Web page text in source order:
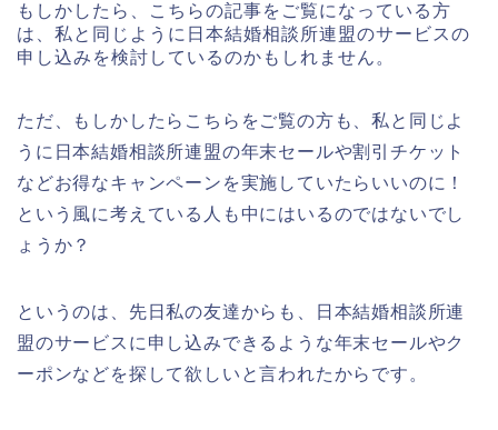
もしかしたら、こちらの記事をご覧になっている方
は、私と同じように日本結婚相談所連盟のサービスの
申し込みを検討しているのかもしれません。
ただ、もしかしたらこちらをご覧の方も、私と同じよ
うに日本結婚相談所連盟の年末セールや割引チケット
などお得なキャンペーンを実施していたらいいのに！
という風に考えている人も中にはいるのではないでし
ょうか？
というのは、先日私の友達からも、日本結婚相談所連
盟のサービスに申し込みできるような年末セールやク
ーポンなどを探して欲しいと言われたからです。